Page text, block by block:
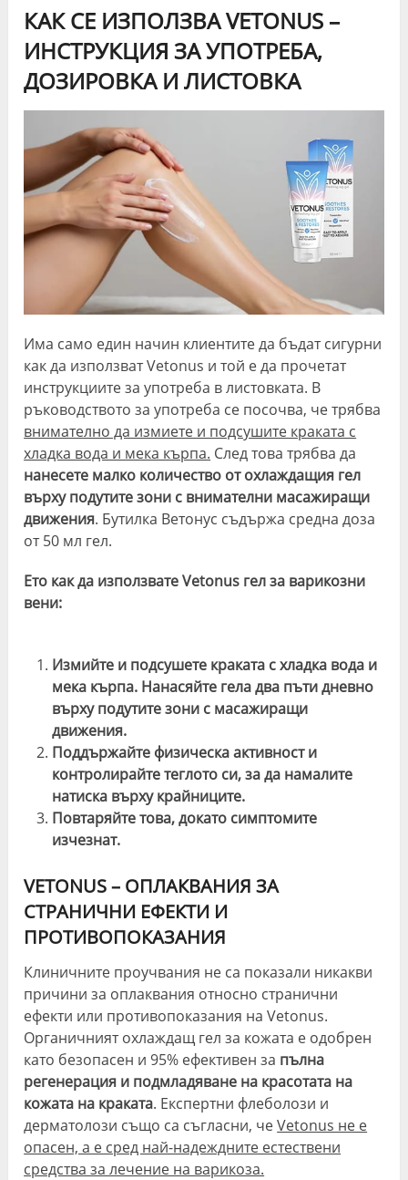
КАК СЕ ИЗПОЛЗВА VETONUS –
ИНСТРУКЦИЯ ЗА УПОТРЕБА,
ДОЗИРОВКА И ЛИСТОВКА
Има само един начин клиентите да бъдат сигурни
как да използват Vetonus и той е да прочетат
инструкциите за употреба в листовката. В
ръководството за употреба се посочва, че трябва
внимателно да измиете и подсушите краката с
хладка вода и мека кърпа. След това трябва да
нанесете малко количество от охлаждащия гел
върху подутите зони с внимателни масажиращи
движения. Бутилка Ветонус съдържа средна доза
от 50 мл гел.
Ето как да използвате Vetonus гел за варикозни
вени:
Измийте и подсушете краката с хладка вода и
мека кърпа. Нанасяйте гела два пъти дневно
върху подутите зони с масажиращи
движения.
Поддържайте физическа активност и
контролирайте теглото си, за да намалите
натиска върху крайниците.
Повтаряйте това, докато симптомите
изчезнат.
VETONUS – ОПЛАКВАНИЯ ЗА
СТРАНИЧНИ ЕФЕКТИ И
ПРОТИВОПОКАЗАНИЯ
Клиничните проучвания не са показали никакви
причини за оплаквания относно странични
ефекти или противопоказания на Vetonus.
Органичният охлаждащ гел за кожата е одобрен
като безопасен и 95% ефективен за пълна
регенерация и подмладяване на красотата на
кожата на краката. Експертни флеболози и
дерматолози също са съгласни, чеVetonus не е
опасен, а е сред най-надеждните естествени
средства за лечение на варикоза.